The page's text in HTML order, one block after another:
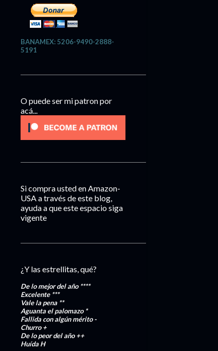
BANAMEX: 5206-9490-2888-
5191
O puede ser mi patron por
acá...
Si compra usted en Amazon-
USA a través de este blog,
ayuda a que este espacio siga
vigente
¿Y las estrellitas, qué?
De lo mejor del año ****
Excelente***
Vale la pena **
Aguanta el palomazo *
Fallida con algún mérito-
Churro+
De lo peor del año++
HuídaH